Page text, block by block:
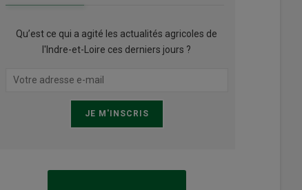
Qu’est ce qui a agité les actualités agricoles de
l'Indre-et-Loire ces derniers jours ?